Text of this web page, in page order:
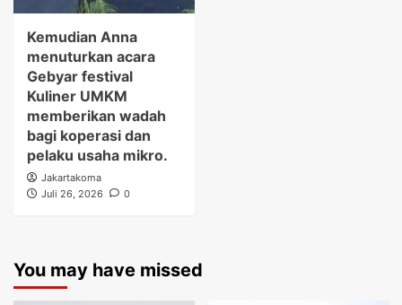
Kemudian Anna
menuturkan acara
Gebyar festival
Kuliner UMKM
memberikan wadah
bagi koperasi dan
pelaku usaha mikro.
Jakartakoma
Juli 26, 2026
0
You may have missed